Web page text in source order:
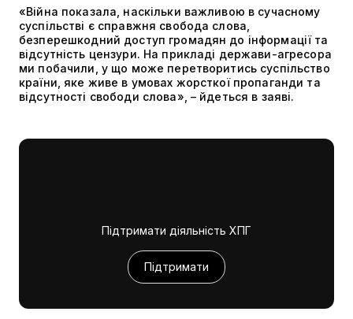
«Війна показала, наскільки важливою в сучасному
суспільстві є справжня свобода слова,
безперешкодний доступ громадян до інформації та
відсутність цензури. На прикладі держави-агресора
ми побачили, у що може перетворитись суспільство
країни, яке живе в умовах жорсткої пропаганди та
відсутності свободи слова», – йдеться в заяві.
Підтримати діяльність ХПГ
Підтримати